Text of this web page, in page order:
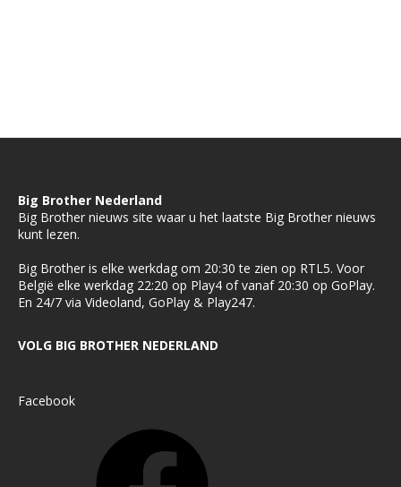
Big Brother Nederland
Big Brother nieuws site waar u het laatste Big Brother nieuws
kunt lezen.
Big Brother is elke werkdag om 20:30 te zien op RTL5. Voor
België elke werkdag 22:20 op Play4 of vanaf 20:30 op GoPlay.
En 24/7 via Videoland, GoPlay & Play247.
VOLG BIG BROTHER NEDERLAND
Facebook